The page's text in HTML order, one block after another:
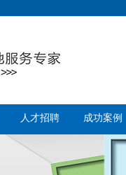
人才招聘 成功案例